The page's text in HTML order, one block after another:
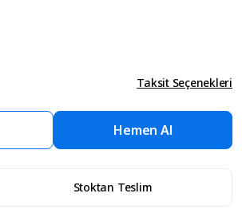
Taksit Seçenekleri
Hemen Al
Stoktan Teslim